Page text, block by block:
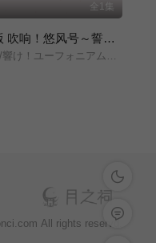
全1集
剧场版 吹响！悠风号～誓言的终章～
劇場版/響け！ユーフォニアム～誓いのフィナーレ～/
深色模式
留言反馈
All rights reservd.